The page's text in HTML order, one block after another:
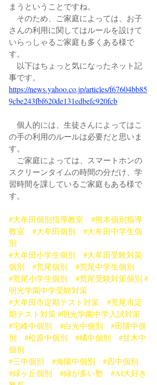
まうということですね。
そのため、ご家庭によっては、お子
さんの利用に関してはルールを設けて
いらっしゃるご家庭も多くある様で
す。
以下はちょっと気になったネット記
事です。
https://news.yahoo.co.jp/articles/f67604bb85
9cbe243fbf620de131edbefc920fcb
個人的には、生徒さんによってはこ
の手の利用のルールは必要だと思いま
す。
ご家庭によっては、スマートホンの
スクリーンタイムの時間の分だけ、学
習時間を課しているご家庭もある様で
す。
#大牟田個別指導教室
#熊本個別指導
教室
#大牟田個別
#大牟田中学生個
別
#大牟田小学生個別
#大牟田受験対策
個別
#荒尾個別
#荒尾中学生個別
#荒尾小学生個別
#荒尾受験対策個別 #
明光学園中学受験対策
#大牟田市定期テスト対策
#荒尾市定
期テスト対策#明光学園中学入試対策
#宅峰中個別
#白光中個別
#田隈中個
別
#松原中個別 #橘中個別
#甘木中
個別
#三中個別
#海陽中個別
#四中個別
#緑ヶ丘個別
#緑が多い塾
#AI大好き